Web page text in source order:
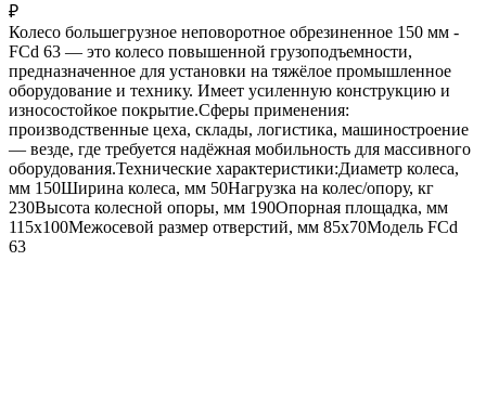
₽
Колесо большегрузное неповоротное обрезиненное 150 мм -
FCd 63 — это колесо повышенной грузоподъемности,
предназначенное для установки на тяжёлое промышленное
оборудование и технику. Имеет усиленную конструкцию и
износостойкое покрытие.Сферы применения:
производственные цеха, склады, логистика, машиностроение
— везде, где требуется надёжная мобильность для массивного
оборудования.Технические характеристики:Диаметр колеса,
мм 150Ширина колеса, мм 50Нагрузка на колес/опору, кг
230Высота колесной опоры, мм 190Опорная площадка, мм
115х100Межосевой размер отверстий, мм 85х70Модель FCd
63